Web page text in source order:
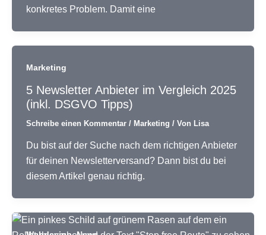
konkretes Problem. Damit eine
Marketing
5 Newsletter Anbieter im Vergleich 2025
(inkl. DSGVO Tipps)
Schreibe einen Kommentar / Marketing / Von Lisa
Du bist auf der Suche nach dem richtigen Anbieter
für deinen Newsletterversand? Dann bist du bei
diesem Artikel genau richtig.